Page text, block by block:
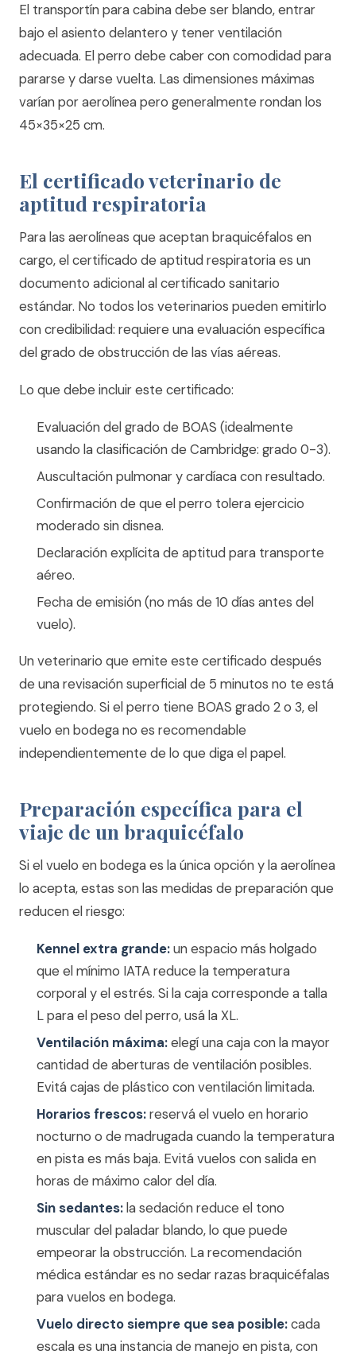
El transportín para cabina debe ser blando, entrar
bajo el asiento delantero y tener ventilación
adecuada. El perro debe caber con comodidad para
pararse y darse vuelta. Las dimensiones máximas
varían por aerolínea pero generalmente rondan los
45×35×25 cm.
El certificado veterinario de
aptitud respiratoria
Para las aerolíneas que aceptan braquicéfalos en
cargo, el certificado de aptitud respiratoria es un
documento adicional al certificado sanitario
estándar. No todos los veterinarios pueden emitirlo
con credibilidad: requiere una evaluación específica
del grado de obstrucción de las vías aéreas.
Lo que debe incluir este certificado:
Evaluación del grado de BOAS (idealmente
usando la clasificación de Cambridge: grado 0-3).
Auscultación pulmonar y cardíaca con resultado.
Confirmación de que el perro tolera ejercicio
moderado sin disnea.
Declaración explícita de aptitud para transporte
aéreo.
Fecha de emisión (no más de 10 días antes del
vuelo).
Un veterinario que emite este certificado después
de una revisación superficial de 5 minutos no te está
protegiendo. Si el perro tiene BOAS grado 2 o 3, el
vuelo en bodega no es recomendable
independientemente de lo que diga el papel.
Preparación específica para el
viaje de un braquicéfalo
Si el vuelo en bodega es la única opción y la aerolínea
lo acepta, estas son las medidas de preparación que
reducen el riesgo:
Kennel extra grande:un espacio más holgado
que el mínimo IATA reduce la temperatura
corporal y el estrés. Si la caja corresponde a talla
L para el peso del perro, usá la XL.
Ventilación máxima:elegí una caja con la mayor
cantidad de aberturas de ventilación posibles.
Evitá cajas de plástico con ventilación limitada.
Horarios frescos:reservá el vuelo en horario
nocturno o de madrugada cuando la temperatura
en pista es más baja. Evitá vuelos con salida en
horas de máximo calor del día.
Sin sedantes:la sedación reduce el tono
muscular del paladar blando, lo que puede
empeorar la obstrucción. La recomendación
médica estándar es no sedar razas braquicéfalas
para vuelos en bodega.
Vuelo directo siempre que sea posible:cada
escala es una instancia de manejo en pista, con